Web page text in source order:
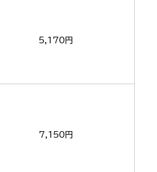
5,170円
7,150円